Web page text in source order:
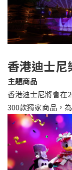
香港迪士
主題商品
香港迪士尼將會在
300款獨家商品，